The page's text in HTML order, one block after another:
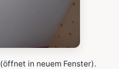
(öffnet in neuem Fenster).